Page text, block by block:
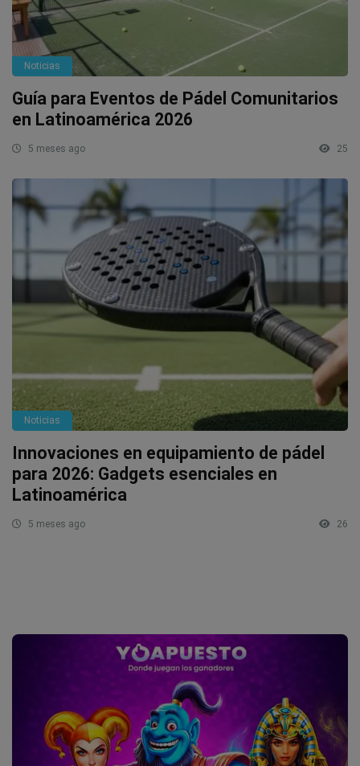
Noticias
Guía para Eventos de Pádel Comunitarios
en Latinoamérica 2026
5 meses ago 25
Noticias
Innovaciones en equipamiento de pádel
para 2026: Gadgets esenciales en
Latinoamérica
5 meses ago 26